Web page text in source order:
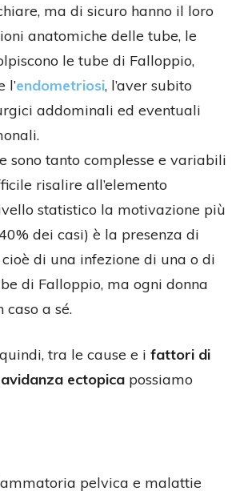
ma di sicuro hanno il loro
anatomiche delle tube, le
le tube di Falloppio,
l’endometriosi, l’aver subito
addominali ed eventuali
sono tanto complesse e variabili
risalire all’elemento
statistico la motivazione più
dei casi) è la presenza di
cioè di una infezione di una o di
di Falloppio, ma ogni donna
caso a sé.
tra le cause e i fattori di
ectopica possiamo
pelvica e malattie